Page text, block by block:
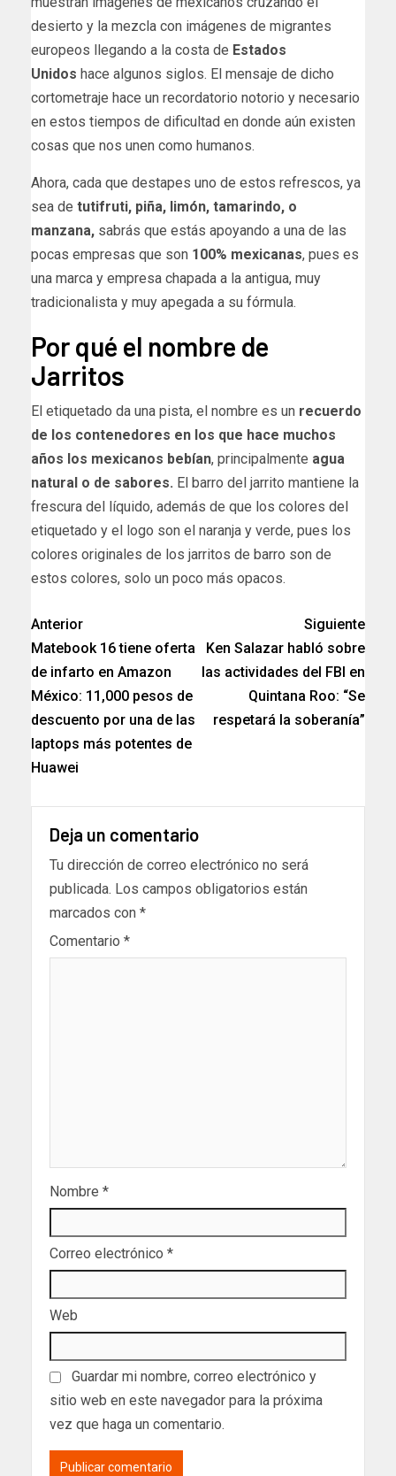
desierto y la mezcla con imágenes de migrantes
europeos llegando a la costa de Estados
Unidos hace algunos siglos. El mensaje de dicho
cortometraje hace un recordatorio notorio y necesario
en estos tiempos de dificultad en donde aún existen
cosas que nos unen como humanos.
Ahora, cada que destapes uno de estos refrescos, ya
sea de tutifruti, piña, limón, tamarindo, o
manzana, sabrás que estás apoyando a una de las
pocas empresas que son 100% mexicanas, pues es
una marca y empresa chapada a la antigua, muy
tradicionalista y muy apegada a su fórmula.
Por qué el nombre de
Jarritos
El etiquetado da una pista, el nombre es un recuerdo
de los contenedores en los que hace muchos
años los mexicanos bebían, principalmente agua
natural o de sabores. El barro del jarrito mantiene la
frescura del líquido, además de que los colores del
etiquetado y el logo son el naranja y verde, pues los
colores originales de los jarritos de barro son de
estos colores, solo un poco más opacos.
Anterior
Matebook 16 tiene oferta
de infarto en Amazon
México: 11,000 pesos de
descuento por una de las
laptops más potentes de
Huawei
Siguiente
Ken Salazar habló sobre
las actividades del FBI en
Quintana Roo: “Se
respetará la soberanía”
Deja un comentario
Tu dirección de correo electrónico no será
publicada. Los campos obligatorios están
marcados con *
Comentario *
Nombre *
Correo electrónico *
Web
Guardar mi nombre, correo electrónico y
sitio web en este navegador para la próxima
vez que haga un comentario.